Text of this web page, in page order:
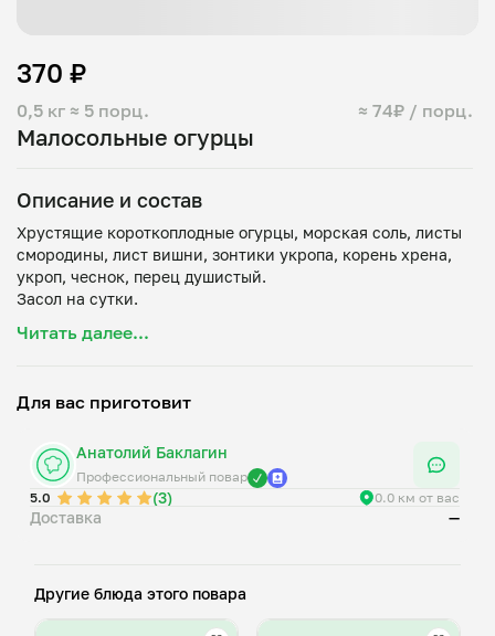
Малосольные огурцы
0,5 кг ≈ 5 порц. ≈ 74₽ / порц.
370 ₽
Описание и состав
Хрустящие короткоплодные огурцы, морская соль, листы
смородины, лист вишни, зонтики укропа, корень хрена,
укроп, чеснок, перец душистый.
Читать далее...
Для вас приготовит
Анатолий Баклагин
Профессиональный повар
5.0
(3) 0.0 км от вас
Доставка —
Другие блюда этого повара